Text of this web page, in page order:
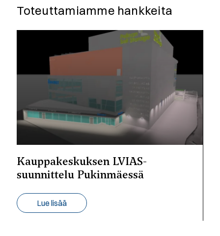
Toteuttamiamme hankkeita
Kauppakeskuksen LVIAS-
suunnittelu Pukinmäessä
Lue lisää